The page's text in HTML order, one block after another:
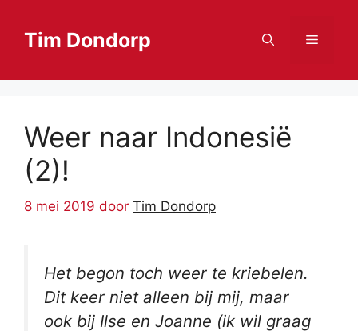
naarTim Dondorp Menu
Weer naar Indonesië
(2)!
8 mei 2019 door Tim Dondorp
Het begon toch weer te kriebelen.
Dit keer niet alleen bij mij, maar
ook bij Ilse en Joanne (ik wil graag